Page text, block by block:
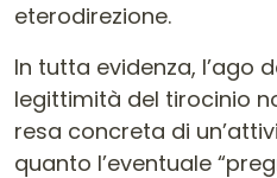
eterodirezione.
In tutta evidenza, l’ago
legittimità del tirocinio
resa concreta di
quanto l’eventuale